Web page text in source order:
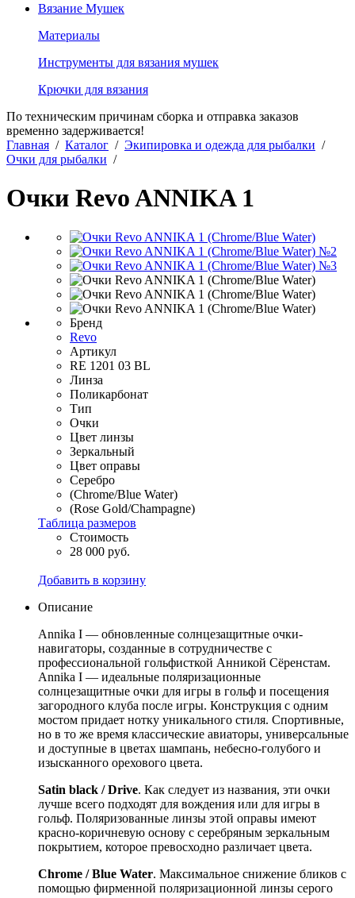
Вязание Мушек
Материалы
Инструменты для вязания мушек
Крючки для вязания
По техническим причинам сборка и отправка заказов
временно задерживается!
Главная / Каталог / Экипировка и одежда для рыбалки /
Очки для рыбалки /
Очки Revo ANNIKA 1
Бренд
Revo
Артикул
RE 1201 03 BL
Линза
Поликарбонат
Тип
Очки
Цвет линзы
Зеркальный
Цвет оправы
Серебро
(Chrome/Blue Water)
(Rose Gold/Champagne)
Таблица размеров
Стоимость
28 000 руб.
Добавить в корзину
Описание
Annika I — обновленные солнцезащитные очки-
навигаторы, созданные в сотрудничестве с
профессиональной гольфисткой Анникой Сёренстам.
Annika I — идеальные поляризационные
солнцезащитные очки для игры в гольф и посещения
загородного клуба после игры. Конструкция с одним
мостом придает нотку уникального стиля. Спортивные,
но в то же время классические авиаторы, универсальные
и доступные в цветах шампань, небесно-голубого и
изысканного орехового цвета.
Satin black / Drive. Как следует из названия, эти очки
лучше всего подходят для вождения или для игры в
гольф. Поляризованные линзы этой оправы имеют
красно-коричневую основу с серебряным зеркальным
покрытием, которое превосходно различает цвета.
Chrome / Blue Water. Максимальное снижение бликов с
помощью фирменной поляризационной линзы серого